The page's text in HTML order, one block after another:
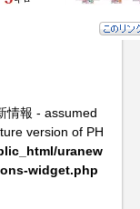
情報 - assumed
version of PH
uranew
widget.php